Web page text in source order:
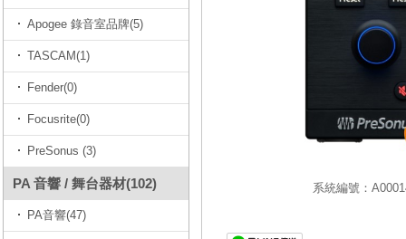
Apogee 錄音室品牌(5)
TASCAM(1)
Fender(0)
Focusrite(0)
PreSonus (3)
PA 音響 / 舞台器材(102)
PA音響(47)
系統編號：